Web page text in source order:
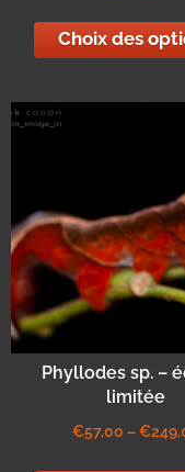
Choix des
Phyllodes sp. –
limitée
€57,00 –€